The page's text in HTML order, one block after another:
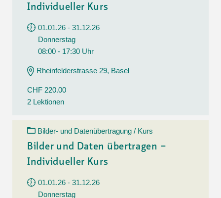
Individueller Kurs
01.01.26 - 31.12.26
Donnerstag
08:00 - 17:30 Uhr
Rheinfelderstrasse 29, Basel
CHF 220.00
2 Lektionen
Bilder- und Datenübertragung / Kurs
Bilder und Daten übertragen –
Individueller Kurs
01.01.26 - 31.12.26
Donnerstag